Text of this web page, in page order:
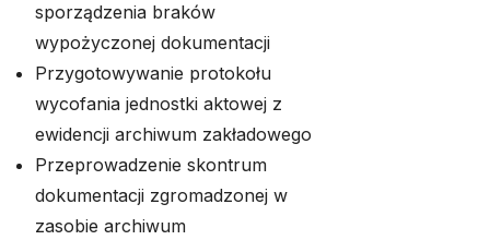
sporządzenia braków
wypożyczonej dokumentacji
Przygotowywanie protokołu
wycofania jednostki aktowej z
ewidencji archiwum zakładowego
Przeprowadzenie skontrum
dokumentacji zgromadzonej w
zasobie archiwum